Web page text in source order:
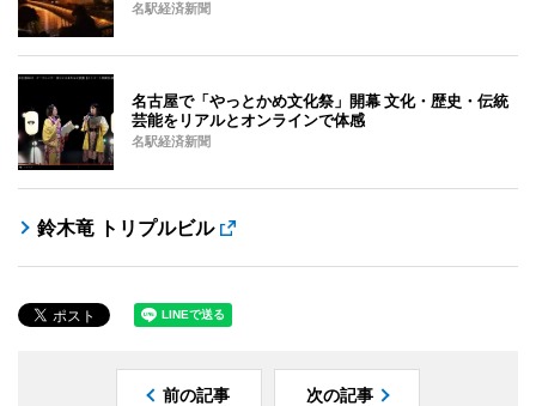
名駅経済新聞
名古屋で「やっとかめ文化祭」開幕 文化・歴史・伝統
芸能をリアルとオンラインで体感
名駅経済新聞
鈴木竜 トリプルビル
前の記事 次の記事